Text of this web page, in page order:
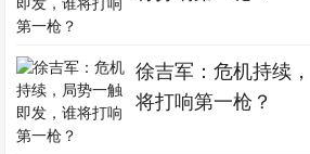
徐吉军：危机持续
将打响第一枪？